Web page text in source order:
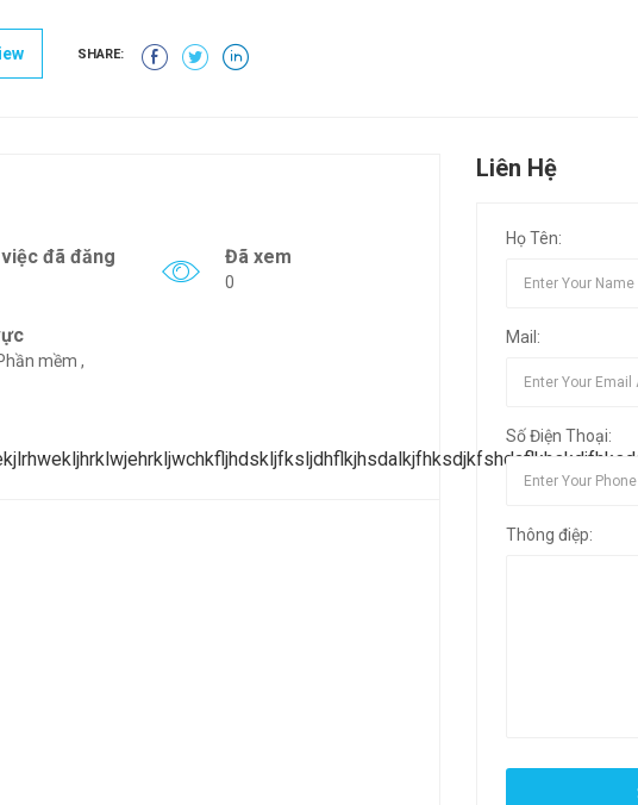
SHARE:
đã đăng Đã xem
0
mềm ,
Liên Hệ
Họ Tên:
Mail:
Số Điện Thoại:
Thông điệp: